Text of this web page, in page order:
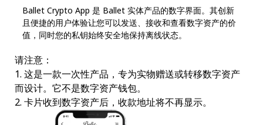
Ballet Crypto App 是 Ballet 实体产品的数字界面。其创新
且便捷的用户体验让您可以发送、接收和查看数字资产的价
值，同时您的私钥始终安全地保持离线状态。
请注意：
1. 这是一款一次性产品，专为实物赠送或转移数字资产
而设计。它不是数字资产钱包。
2. 卡片收到数字资产后，收款地址将不再显示。